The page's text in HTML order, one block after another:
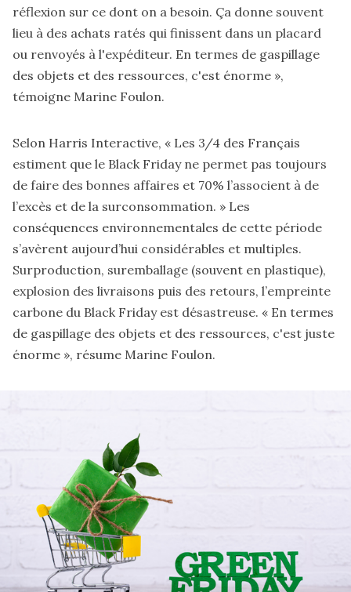
réflexion sur ce dont on a besoin. Ça donne souvent
lieu à des achats ratés qui finissent dans un placard
ou renvoyés à l'expéditeur. En termes de gaspillage
des objets et des ressources, c'est énorme »,
témoigne Marine Foulon.
Selon Harris Interactive, « Les 3/4 des Français
estiment que le Black Friday ne permet pas toujours
de faire des bonnes affaires et 70% l’associent à de
l’excès et de la surconsommation. » Les
conséquences environnementales de cette période
s’avèrent aujourd’hui considérables et multiples.
Surproduction, suremballage (souvent en plastique),
explosion des livraisons puis des retours, l’empreinte
carbone du Black Friday est désastreuse. « En termes
de gaspillage des objets et des ressources, c'est juste
énorme », résume Marine Foulon.